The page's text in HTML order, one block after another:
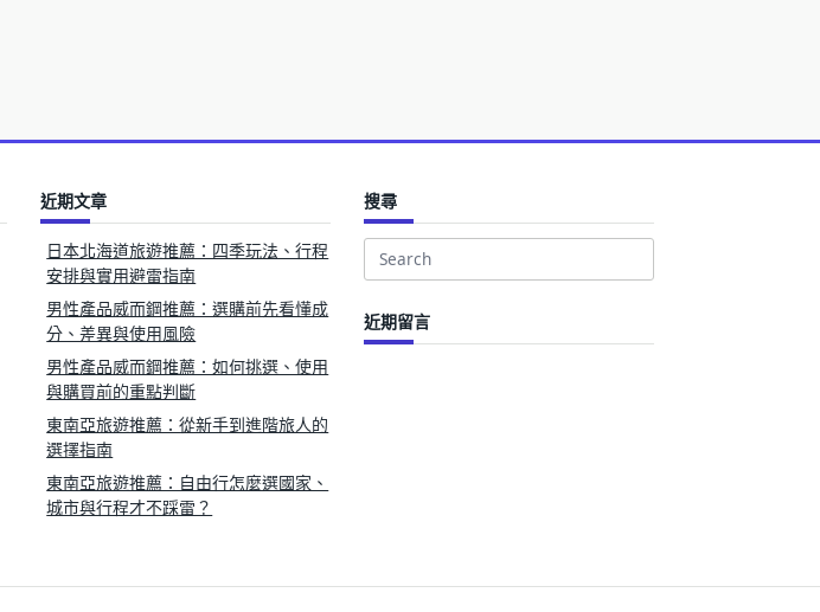
近期文章
日本北海道旅遊推薦：四季玩法、行程
安排與實用避雷指南
男性產品威而鋼推薦：選購前先看懂成
分、差異與使用風險
男性產品威而鋼推薦：如何挑選、使用
與購買前的重點判斷
東南亞旅遊推薦：從新手到進階旅人的
選擇指南
東南亞旅遊推薦：自由行怎麼選國家、
城市與行程才不踩雷？
搜尋
Search
近期留言